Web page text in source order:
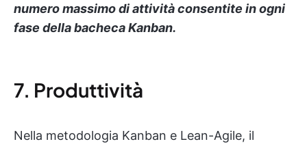
numero massimo di attività consentite in ogni
fase della bacheca Kanban.
7. Produttività
Nella metodologia Kanban e Lean-Agile, il